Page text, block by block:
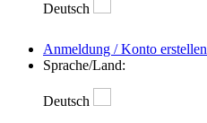
Deutsch
Anmeldung / Konto erstellen
Sprache/Land:
Deutsch